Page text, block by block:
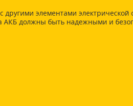
элементами
АКБ должны быть надежными и